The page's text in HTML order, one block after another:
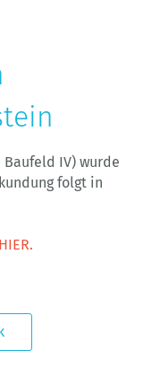
Baufeld IV) wurde
folgt in